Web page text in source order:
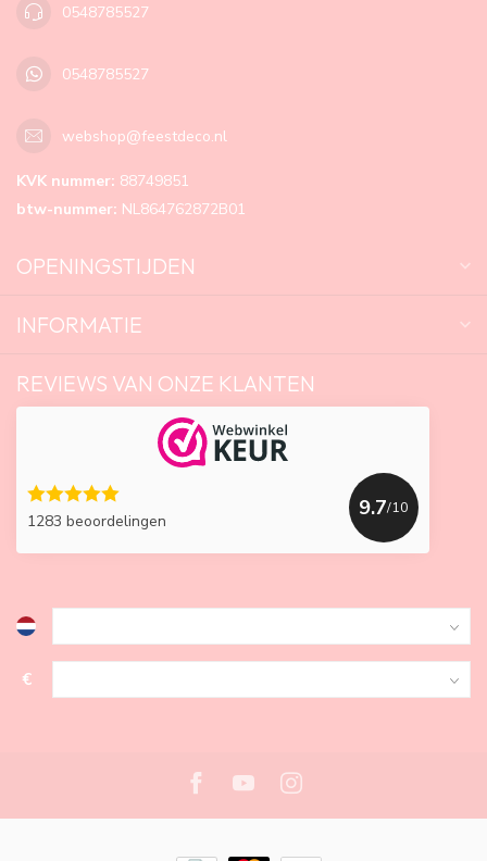
0548785527
0548785527
webshop@feestdeco.nl
KVK nummer: 88749851
btw-nummer: NL864762872B01
OPENINGSTIJDEN
INFORMATIE
REVIEWS VAN ONZE KLANTEN
1283 beoordelingen
9.7/10
€